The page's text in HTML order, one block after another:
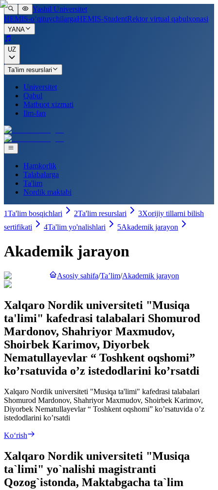
Yashil Universitet
HEMIS-o‘qituvchilargaHEMIS-StudentRektor virtual qabulxonasi
YANA
UZ
Ta’lim resurslari
Universitet
Qabul
Matbuot xizmati
Ilm-fan
Hamkorlik
Talabalarga
Ta'lim
Nordik maktabi
1Ta'lim bosqichlari 2Ta'lim resurslari 3Xorijiy tillarni bilish
sertifikati
4Ta'lim yo'nalishlari 5Akademik jarayon
Akademik jarayon
Asosiy sahifa/Ta’lim/Akademik jarayon
Xalqaro Nordik universiteti "Musiqa
ta'limi" kafedrasi talabalari Shomurod
Mardonov, Shahriyor Maxmudov,
Shoirbek Karimov, Diyorbek
Nematullayevlar “ Toshkent oqshomi”
ko’rsatuvida o’z istedodlarini ko’rsatdi
Xalqaro Nordik universiteti "Musiqa ta'limi" kafedrasi talabalari
Shomurod Mardonov, Shahriyor Maxmudov, Shoirbek Karimov,
Diyorbek Nematullayevlar “ Toshkent oqshomi” ko’rsatuvida o’z
istedodlarini ko’rsatdi
Ko‘rish
Xalqaro Nordik universiteti "Musiqa
ta`limi" yo`nalishi magistranti
Qozog`istonda, Maktabgacha ta`lim